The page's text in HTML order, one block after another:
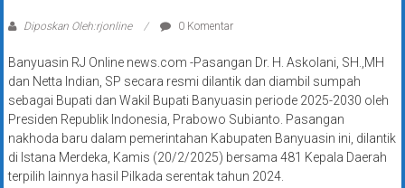
Diposkan Oleh:rjonline 0 Komentar
Banyuasin RJ Online news.com -Pasangan Dr. H. Askolani, SH.,MH
dan Netta Indian, SP secara resmi dilantik dan diambil sumpah
sebagai Bupati dan Wakil Bupati Banyuasin periode 2025-2030 oleh
Presiden Republik Indonesia, Prabowo Subianto. Pasangan
nakhoda baru dalam pemerintahan Kabupaten Banyuasin ini, dilantik
di Istana Merdeka, Kamis (20/2/2025) bersama 481 Kepala Daerah
terpilih lainnya hasil Pilkada serentak tahun 2024.